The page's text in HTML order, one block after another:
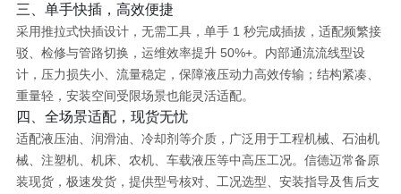
三、单手快插，高效便捷
采用推拉式快插设计，无需工具，单手 1 秒完成插拔，适配频繁接
驳、检修与管路切换， 运维效率提升 50%+。内部通流流线型设
计， 压力损失小、流量稳定 ，保障液压动力高效传输；结构紧凑、
重量轻，安装空间受限场景也能灵活适配。
四、全场景适配，现货无忧
适配液压油、润滑油、冷却剂等介质，广泛用于工程机械、石油机
械、注塑机、机床、农机、车载液压等中高压工况。信德迈常备原
装现货，极速发货，提供型号核对、工况选型、安装指导及售后支